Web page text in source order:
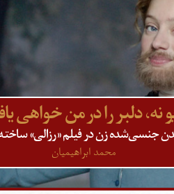
نه، دلبر را در من خواهی
بدن جنسی‌شده زن در فیلم «رزالی»
محمد ابراهیمیان